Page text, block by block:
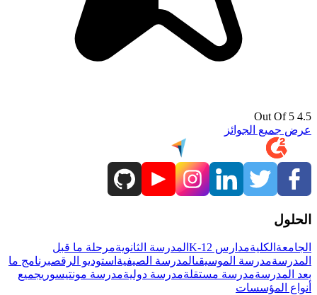
4.5 Out Of 5
عرض جميع الجوائز
الحلول
الجامعة الكليةمدارس K-12 المدرسة الثانويةمرحلة ما قبل
المدرسةمدرسة الموسيقىالمدرسة الصيفية استوديو الرقصبرنامج ما
بعد المدرسةمدرسة مستقلةمدرسة دوليةمدرسة مونتيسوريجميع
أنواع المؤسسات